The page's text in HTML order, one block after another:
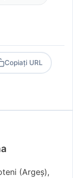
Copiați URL
(Argeş),